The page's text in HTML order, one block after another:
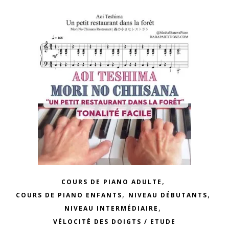
COURS DE PIANO ADULTE ,
COURS DE PIANO ENFANTS, NIVEAU DÉBUTANTS,
NIVEAU INTERMÉDIAIRE ,
VÉLOCITÉ DES DOIGTS / ETUDE